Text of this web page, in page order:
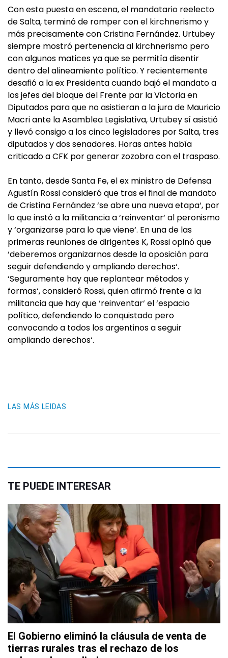
Con esta puesta en escena, el mandatario reelecto
de Salta, terminó de romper con el kirchnerismo y
más precisamente con Cristina Fernández. Urtubey
siempre mostró pertenencia al kirchnerismo pero
con algunos matices ya que se permitía disentir
dentro del alineamiento político. Y recientemente
desafió a la ex Presidenta cuando bajó el mandato a
los jefes del bloque del Frente par la Victoria en
Diputados para que no asistieran a la jura de Mauricio
Macri ante la Asamblea Legislativa, Urtubey sí asistió
y llevó consigo a los cinco legisladores por Salta, tres
diputados y dos senadores. Horas antes había
criticado a CFK por generar zozobra con el traspaso.
En tanto, desde Santa Fe, el ex ministro de Defensa
Agustín Rossi consideró que tras el final de mandato
de Cristina Fernández ‘se abre una nueva etapa‘, por
lo que instó a la militancia a ‘reinventar‘ al peronismo
y ‘organizarse para lo que viene‘. En una de las
primeras reuniones de dirigentes K, Rossi opinó que
‘deberemos organizarnos desde la oposición para
seguir defendiendo y ampliando derechos‘.
‘Seguramente hay que replantear métodos y
formas‘, consideró Rossi, quien afirmó frente a la
militancia que hay que ‘reinventar‘ el ‘espacio
político, defendiendo lo conquistado pero
convocando a todos los argentinos a seguir
ampliando derechos‘.
LAS MÁS LEIDAS
TE PUEDE INTERESAR
El Gobierno eliminó la cláusula de venta de
tierras rurales tras el rechazo de los